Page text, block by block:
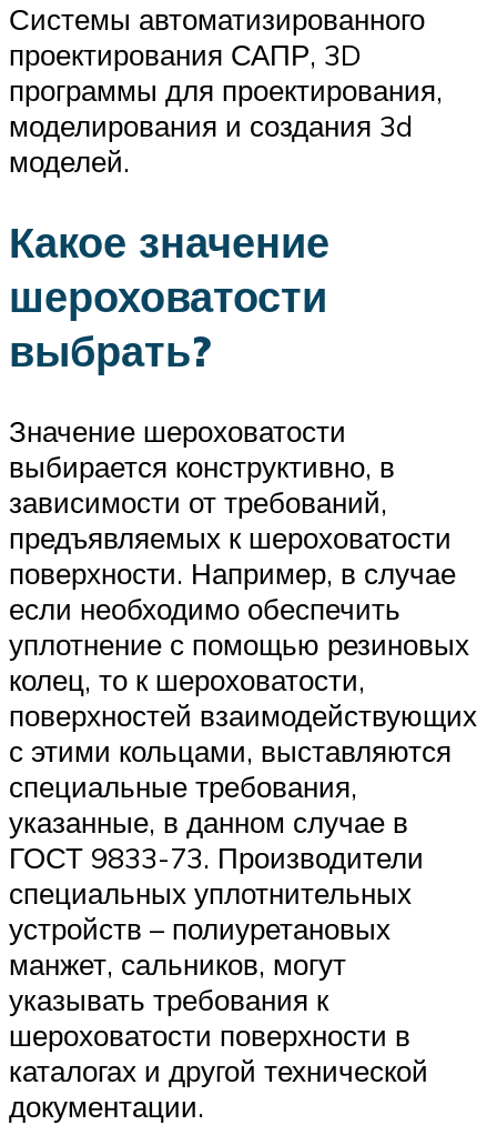
Системы автоматизированного
проектирования САПР, 3D
программы для проектирования,
моделирования и создания 3d
моделей.
Какое значение
шероховатости
выбрать?
Значение шероховатости
выбирается конструктивно, в
зависимости от требований,
предъявляемых к шероховатости
поверхности. Например, в случае
если необходимо обеспечить
уплотнение с помощью резиновых
колец, то к шероховатости,
поверхностей взаимодействующих
с этими кольцами, выставляются
специальные требования,
указанные, в данном случае в
ГОСТ 9833-73. Производители
специальных уплотнительных
устройств – полиуретановых
манжет, сальников, могут
указывать требования к
шероховатости поверхности в
каталогах и другой технической
документации.